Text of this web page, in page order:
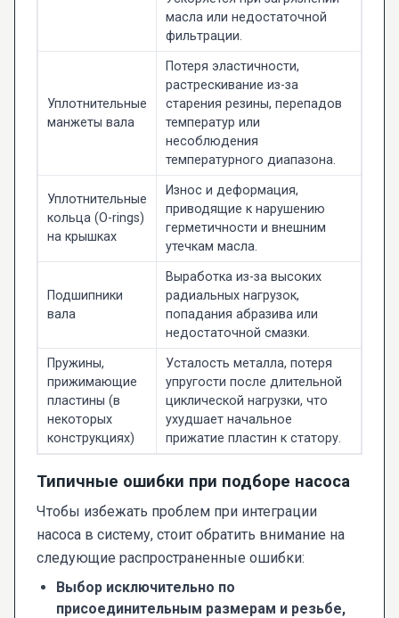
масла или недостаточной
фильтрации.
Уплотнительные
манжеты вала
Потеря эластичности,
растрескивание из-за
старения резины, перепадов
температур или
несоблюдения
температурного диапазона.
Уплотнительные
кольца (O-rings)
на крышках
Износ и деформация,
приводящие к нарушению
герметичности и внешним
утечкам масла.
Подшипники
вала
Выработка из-за высоких
радиальных нагрузок,
попадания абразива или
недостаточной смазки.
Пружины,
прижимающие
пластины (в
некоторых
конструкциях)
Усталость металла, потеря
упругости после длительной
циклической нагрузки, что
ухудшает начальное
прижатие пластин к статору.
Типичные ошибки при подборе насоса
Чтобы избежать проблем при интеграции
насоса в систему, стоит обратить внимание на
следующие распространенные ошибки:
Выбор исключительно по
присоединительным размерам и резьбе,